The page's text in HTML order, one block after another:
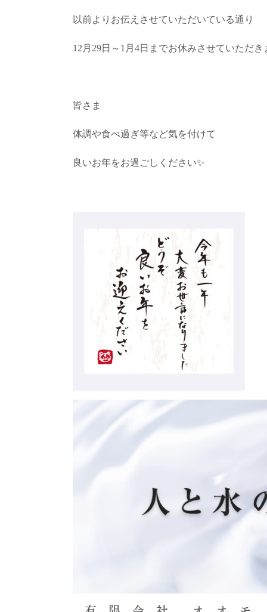
以前よりお伝えさせていただいている通り
12月29日～1月4日までお休みさせていただき
皆さま
体調や食べ過ぎ等など気を付けて
良いお年をお過ごしください✨